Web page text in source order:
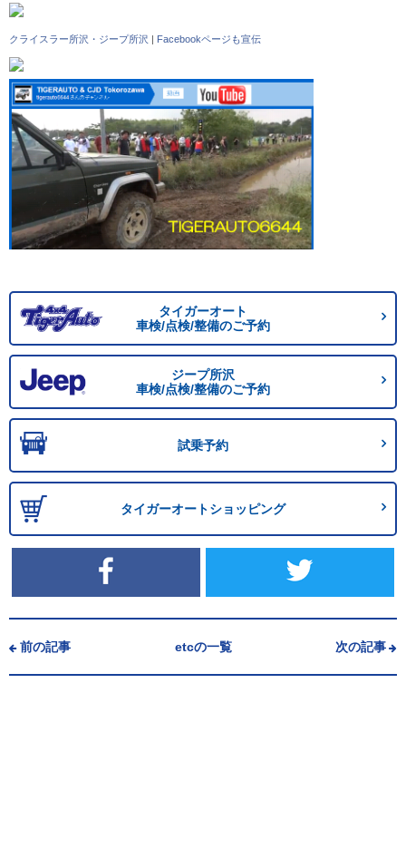
クライスラー所沢・ジープ所沢 | Facebookページも宣伝
タイガーオート
車検/点検/整備のご予約
ジープ所沢
車検/点検/整備のご予約
試乗予約
タイガーオートショッピング
前の記事 etcの一覧 次の記事